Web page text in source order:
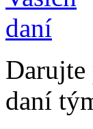
daní